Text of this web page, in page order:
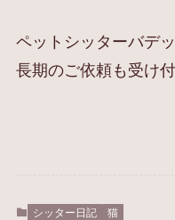
ペットシッターバデ
長期のご依頼も受け
シッター日記 猫